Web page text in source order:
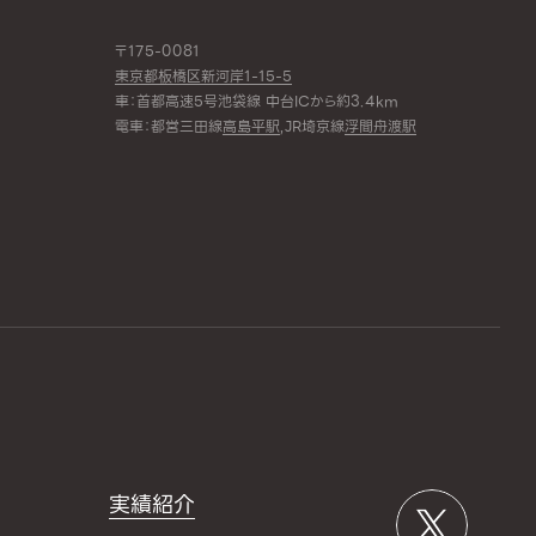
〒175-0081
東京都板橋区新河岸1-15-5
車：首都高速5号池袋線 中台ICから約3.4km
電車：都営三田線高島平駅,JR埼京線浮間舟渡駅
実績紹介